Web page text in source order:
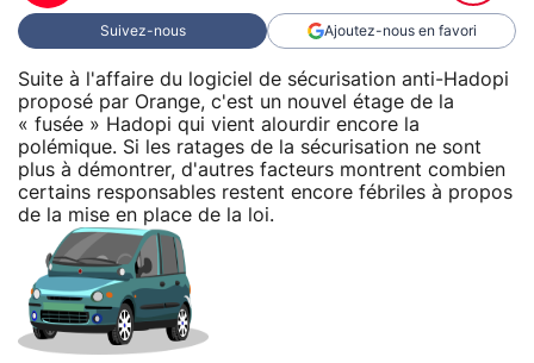
Suivez-nous Ajoutez-nous en favori
Suite à l'affaire du logiciel de sécurisation anti-Hadopi
proposé par Orange, c'est un nouvel étage de la
« fusée » Hadopi qui vient alourdir encore la
polémique. Si les ratages de la sécurisation ne sont
plus à démontrer, d'autres facteurs montrent combien
certains responsables restent encore fébriles à propos
de la mise en place de la loi.